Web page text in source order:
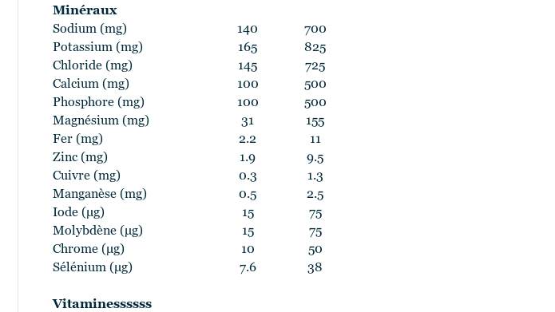
Minéraux
Sodium (mg)
140
700
Potassium (mg)
165
825
Chloride (mg)
145
725
Calcium (mg)
100
500
Phosphore (mg)
100
500
Magnésium (mg)
31
155
Fer (mg)
2.2
11
Zinc (mg)
1.9
9.5
Cuivre (mg)
0.3
1.3
Manganèse (mg)
0.5
2.5
Iode (μg)
15
75
Molybdène (μg)
15
75
Chrome (μg)
10
50
Sélénium (μg)
7.6 38
Vitaminessssss